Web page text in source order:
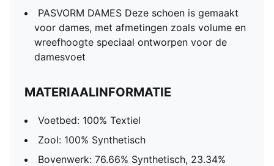
PASVORM DAMES Deze schoen is gemaakt
voor dames, met afmetingen zoals volume en
wreefhoogte speciaal ontworpen voor de
damesvoet
MATERIAALINFORMATIE
Voetbed: 100% Textiel
Zool: 100% Synthetisch
Bovenwerk: 76.66% Synthetisch, 23.34%